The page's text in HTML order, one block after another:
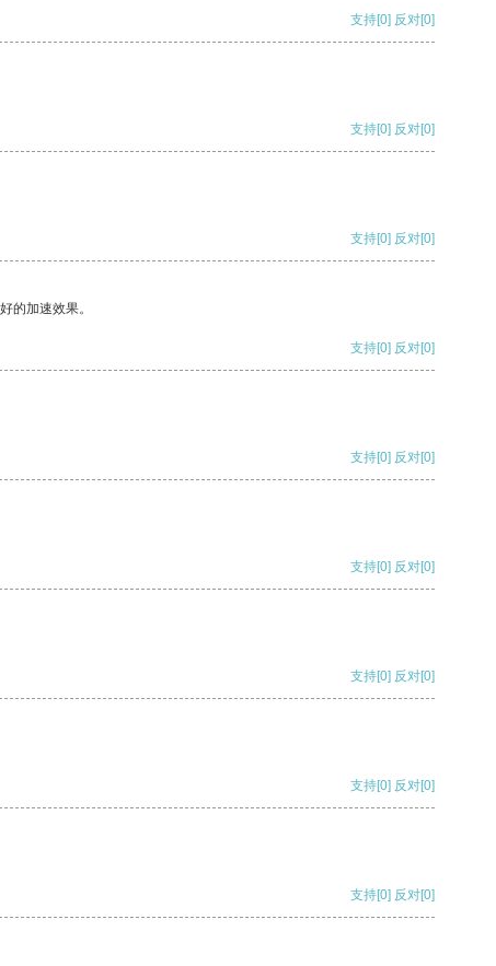
支持[0] 反对[0]
支持[0] 反对[0]
支持[0] 反对[0]
的加速效果。
支持[0] 反对[0]
支持[0] 反对[0]
支持[0] 反对[0]
支持[0] 反对[0]
支持[0] 反对[0]
支持[0] 反对[0]